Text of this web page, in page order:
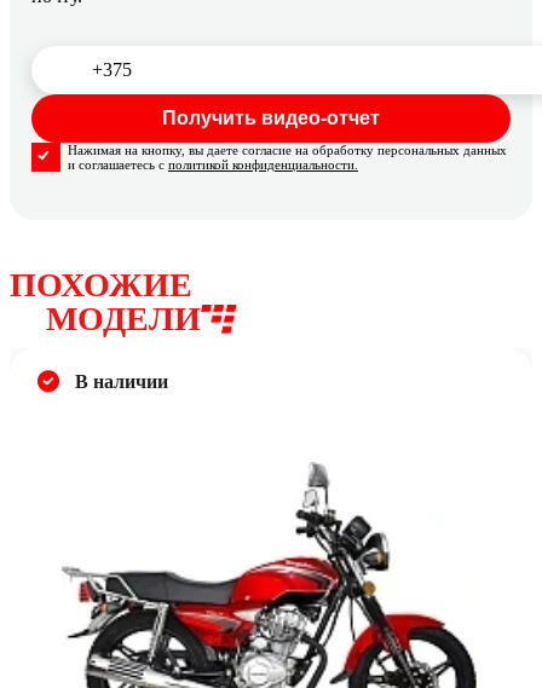
Нажимая на кнопку, вы даете согласие на обработку персональных данных
и соглашаетесь с политикой конфиденциальности.
ПОХОЖИЕ
МОДЕЛИ
В наличии